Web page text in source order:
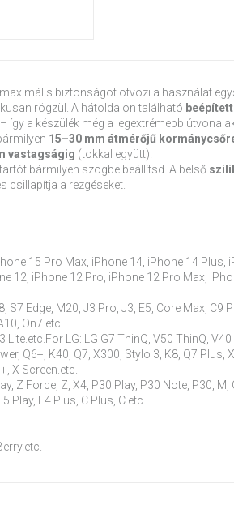
biztonságot ötvözi a használat
rögzül. A hátoldalon található
a készülék még a legextrémebb
15–30 mm átmérőjű
vastagságig (tokkal együtt).
bármilyen szögbe beállítsd. A belső
csillapítja a rezgéseket.
15 Pro Max, iPhone 14, iPhone 14 Plus,
12, iPhone 12 Pro, iPhone 12 Pro Max,
S7 Edge, M20, J3 Pro, J3, E5, Core Max, C9
On7.etc.
Lite.etc.For LG: LG G7 ThinQ, V50 ThinQ,
Q6+, K40, Q7, X300, Stylo 3, K8, Q7 Plus,
X Screen.etc.
Z Force, Z, X4, P30 Play, P30 Note, P30, M,
Play, E4 Plus, C Plus, C.etc.